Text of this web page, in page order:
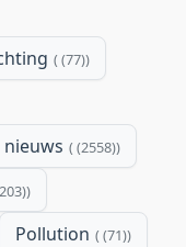
(77)
nieuws (2558)
Pollution (71)